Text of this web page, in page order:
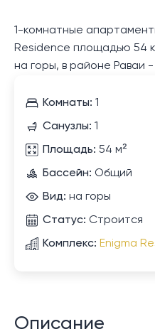
1-комнатные
Residence площадью 54
на горы, в районе Раваи
Комнаты: 1
Санузлы: 1
Площадь: 54 м²
Бассейн: Общий
Вид: на горы
Статус: Строится
Комплекс: Enigma
Описание